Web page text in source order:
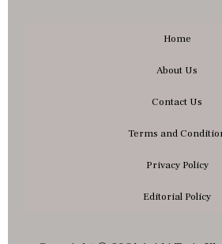
Home
About Us
Contact Us
Terms and
Privacy Policy
Editorial Policy